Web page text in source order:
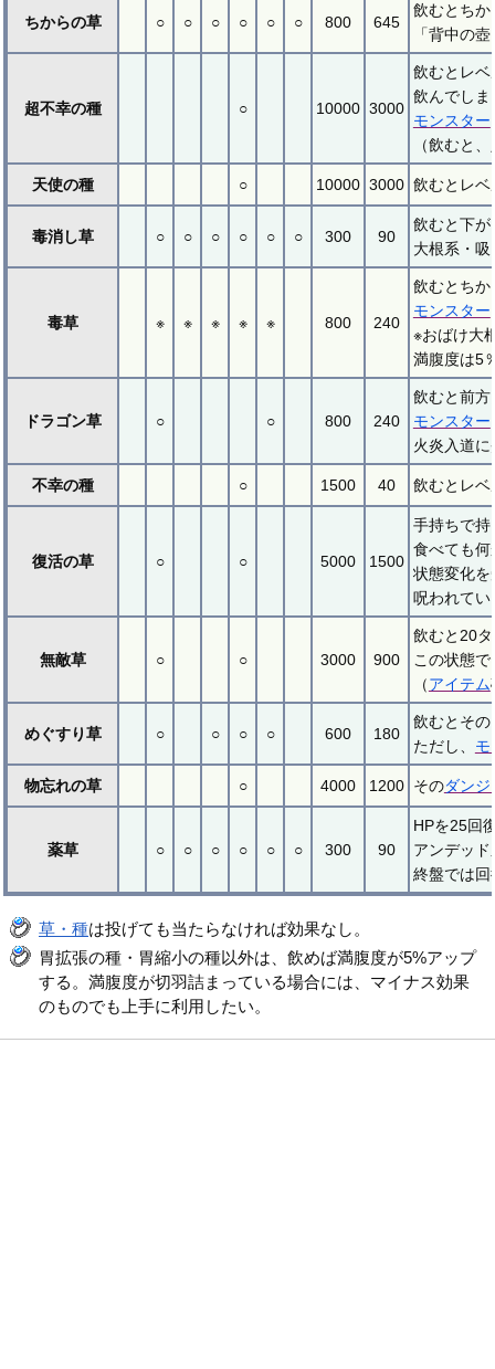
ちからの草 ○ ○ ○ ○ ○ ○ 800 645
飲むとちか
「背中の
超不幸の種 ○ 10000 3000
飲むとレベ
飲んでしま
モンスター
（飲むと
天使の種 ○ 10000 3000 飲むとレベ
毒消し草 ○ ○ ○ ○ ○ ○ 300 90
飲むと下が
大根系・吸
毒草 ※ ※ ※ ※ ※ 800 240
飲むとちか
モンスター
※おばけ大
満腹度は5
ドラゴン草 ○ ○ 800 240
飲むと前
モンスター
火炎入道
不幸の種 ○ 1500 40 飲むとレベ
復活の草 ○ ○ 5000 1500
手持ちで持
食べても何
状態変化を
呪われてい
無敵草 ○ ○ 3000 900
飲むと20
この状態
（アイテム
めぐすり草 ○ ○ ○ ○ 600 180
飲むとその
ただし、 モ
物忘れの草 ○ 4000 1200 そのダンジ
薬草 ○ ○ ○ ○ ○ ○ 300 90
HPを25回
アンデッ
終盤では回
草・種は投げても当たらなければ効果なし。
胃拡張の種・胃縮小の種以外は、飲めば満腹度が5%アップ
する。満腹度が切羽詰まっている場合には、マイナス効果
のものでも上手に利用したい。